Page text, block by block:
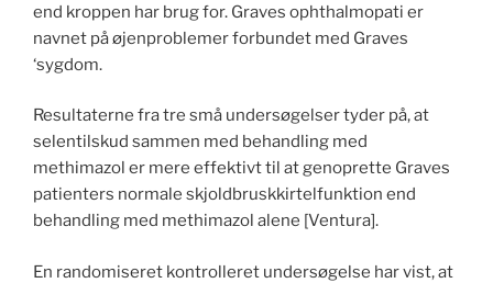
end kroppen har brug for. Graves ophthalmopati er
navnet på øjenproblemer forbundet med Graves
‘sygdom.
Resultaterne fra tre små undersøgelser tyder på, at
selentilskud sammen med behandling med
methimazol er mere effektivt til at genoprette Graves
patienters normale skjoldbruskkirtelfunktion end
behandling med methimazol alene [Ventura].
En randomiseret kontrolleret undersøgelse har vist, at